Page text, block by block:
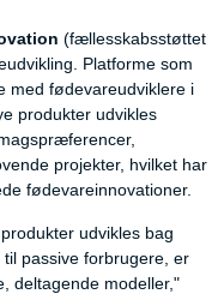
(fællesskabsstøttet
Platforme som
med fødevareudviklere i
produkter udvikles
projekter, hvilket har
fødevareinnovationer.
udvikles bag
passive forbrugere, er
deltagende modeller,"